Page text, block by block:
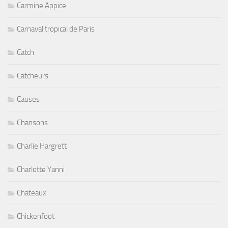
Carmine Appice
Carnaval tropical de Paris
Catch
Catcheurs
Causes
Chansons
Charlie Hargrett
Charlotte Yanni
Chateaux
Chickenfoot